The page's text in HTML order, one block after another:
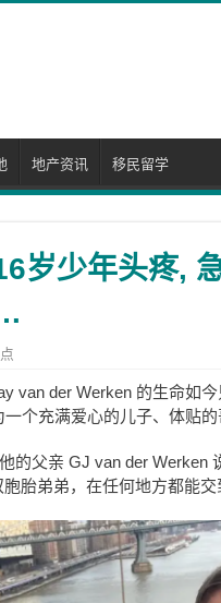
地产资讯 移民留学
岁少年头疼,
van der Werken 的生命如今
个充满爱心的儿子、体贴的
的父亲 GJ van der Werken
胎弟弟，在任何地方都能交